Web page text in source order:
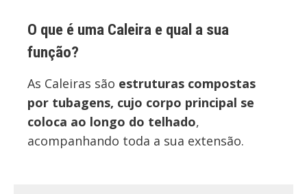
O que é uma Caleira e qual a sua
função?
As Caleiras são estruturas compostas
por tubagens, cujo corpo principal se
coloca ao longo do telhado,
acompanhando toda a sua extensão.